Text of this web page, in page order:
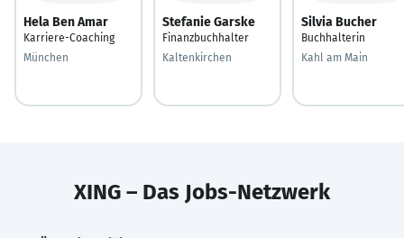
Hela Ben Amar
Karriere-Coaching
München
Stefanie Garske
Finanzbuchhalter
Kaltenkirchen
Silvia Bucher
Buchhalterin
Kahl am Main
XING – Das Jobs-Netzwerk